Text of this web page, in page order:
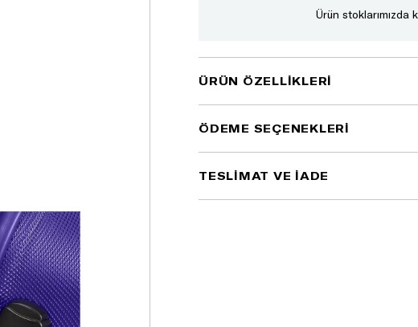
Ürün stoklarımızda
ÜRÜN ÖZELLIKLERI
ÖDEME SEÇENEKLERI
TESLİMAT VE İADE